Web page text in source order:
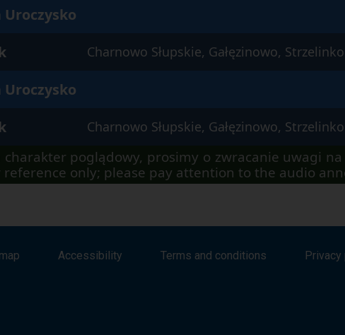
Uroczysko
Charnowo Słupskie, Gałęzinowo, Strzelinko
Uroczysko
Charnowo Słupskie, Gałęzinowo, Strzelinko
charakter poglądowy, prosimy o zwracanie uwagi
only; please pay attention to the audio
Accessibility Terms and conditions